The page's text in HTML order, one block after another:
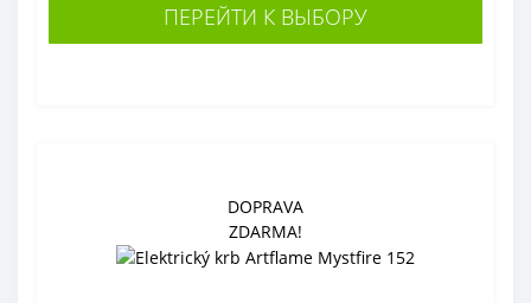
ПЕРЕЙТИ К ВЫБОРУ
DOPRAVA
ZDARMA!